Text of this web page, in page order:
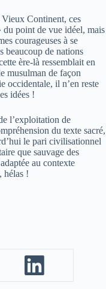
Vieux Continent, ces
point de vue idéel, mais
courageuses à se
beaucoup de nations
ère-là ressemblait en
musulman de façon
occidentale, il n’en reste
idées !
l’exploitation de
du texte sacré,
le pari civilisationnel
que sauvage des
au contexte
hélas !